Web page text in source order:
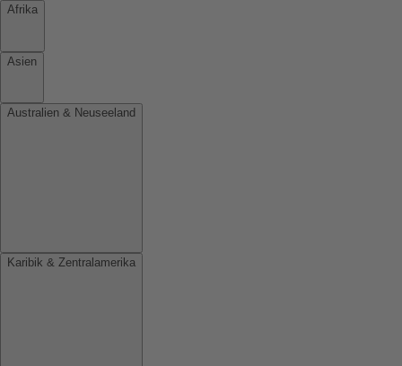
Afrika
Asien
Australien & Neuseeland
Karibik & Zentralamerika